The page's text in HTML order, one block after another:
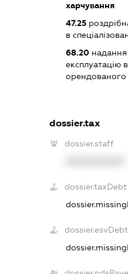
харчування
47.25
в
68.20
експлуатацію
dossier.tax
dossier.staff
dossier.taxDebt
dossier.esvDebt